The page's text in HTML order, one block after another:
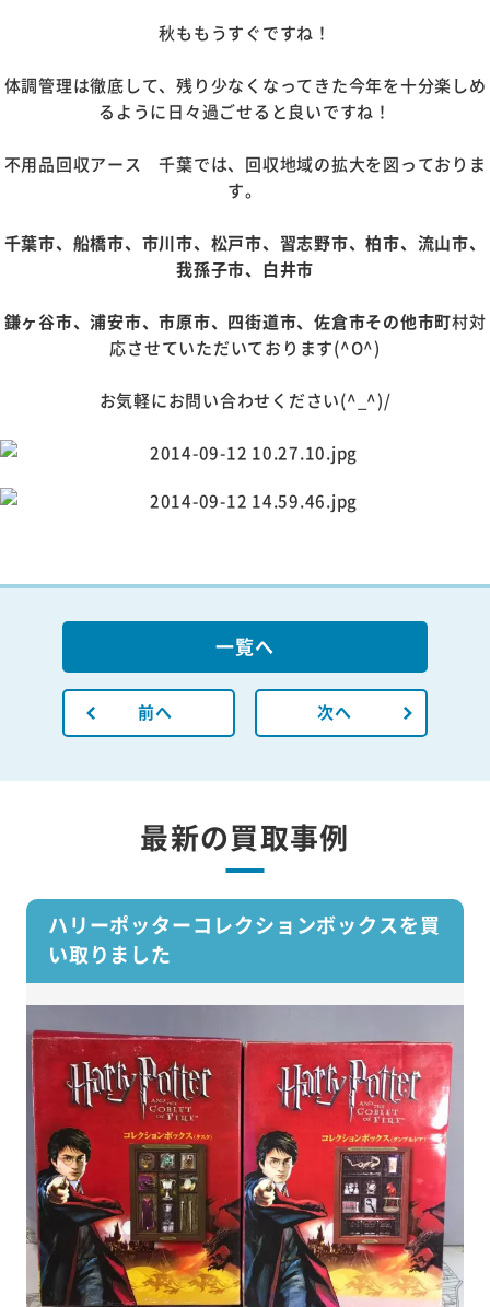
秋ももうすぐですね！
体調管理は徹底して、残り少なくなってきた今年を十分楽しめ
るように日々過ごせると良いですね！
不用品回収アース 千葉では、回収地域の拡大を図っておりま
す。
千葉市、船橋市、市川市、松戸市、習志野市、柏市、流山市、
我孫子市、白井市
鎌ヶ谷市、浦安市、市原市、四街道市、佐倉市その他市町村対
応させていただいております(^O^)
お気軽にお問い合わせください(^_^)/
前へ
一覧へ
次へ
最新の買取事例
ハリーポッターコレクションボックスを買
い取りました